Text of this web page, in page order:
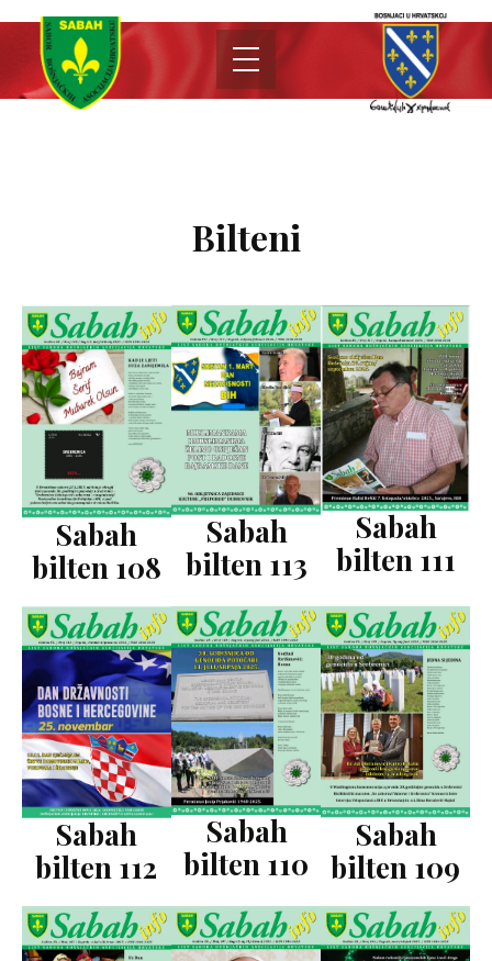
Bilteni
Sabah
bilten 108
Sabah
bilten 113
Sabah
bilten 111
Sabah
bilten 112
Sabah
bilten 110
Sabah
bilten 109